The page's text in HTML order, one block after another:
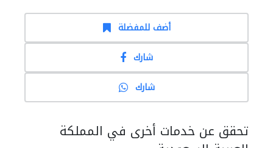
أضف للمفضلة
شارك
شارك
تحقق عن خدمات أخرى في المملكة